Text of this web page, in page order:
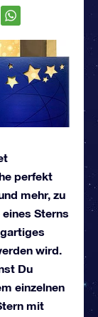
perfekt
mehr, zu
eines Sterns
wird.
Du
einzelnen
mit